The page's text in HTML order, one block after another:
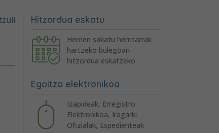
Hitzordua eskatu
Hemen sakatu herritarrak
hartzeko bulegoan
hitzordua eskatzeko
Egoitza elektronikoa
Izapideak, Erregistro
Elektronikoa, Iragarki
Ofizialak, Espedienteak